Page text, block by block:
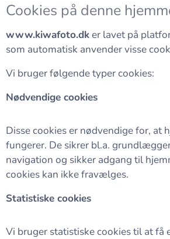
Cookies på denne
www.kiwafoto.dker lavet på
som automatisk anvender visse
Vi bruger følgende typer cookies:
Nødvendige cookies
Disse cookies er nødvendige for, at
fungerer. De sikrer bl.a.
navigation og sikker adgang til
cookies kan ikke fravælges.
Statistiske cookies
Vi bruger statistiske cookies til at få